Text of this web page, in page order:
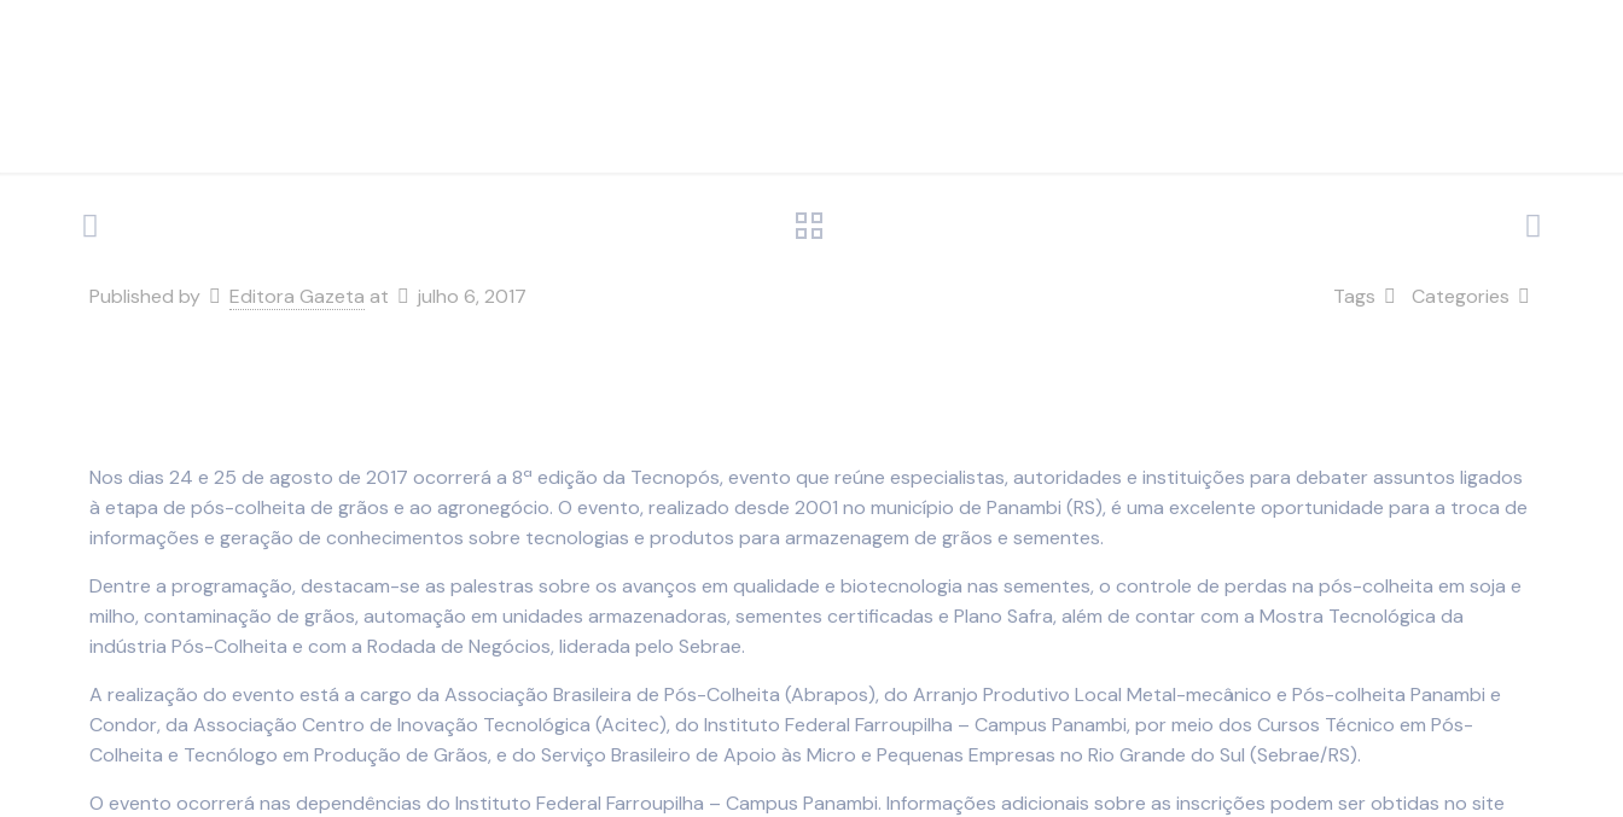
Published by Editora Gazeta at julho 6, 2017 Categories
Tags
Nos dias 24 e 25 de agosto de 2017 ocorrerá a 8ª edição da Tecnopós, evento que reúne especialistas, autoridades e instituições para debater assuntos ligados
à etapa de pós-colheita de grãos e ao agronegócio. O evento, realizado desde 2001 no município de Panambi (RS), é uma excelente oportunidade para a troca de
informações e geração de conhecimentos sobre tecnologias e produtos para armazenagem de grãos e sementes.
Dentre a programação, destacam-se as palestras sobre os avanços em qualidade e biotecnologia nas sementes, o controle de perdas na pós-colheita em soja e
milho, contaminação de grãos, automação em unidades armazenadoras, sementes certificadas e Plano Safra, além de contar com a Mostra Tecnológica da
indústria Pós-Colheita e com a Rodada de Negócios, liderada pelo Sebrae.
A realização do evento está a cargo da Associação Brasileira de Pós-Colheita (Abrapos), do Arranjo Produtivo Local Metal-mecânico e Pós-colheita Panambi e
Condor, da Associação Centro de Inovação Tecnológica (Acitec), do Instituto Federal Farroupilha – Campus Panambi, por meio dos Cursos Técnico em Pós-
Colheita e Tecnólogo em Produção de Grãos, e do Serviço Brasileiro de Apoio às Micro e Pequenas Empresas no Rio Grande do Sul (Sebrae/RS).
O evento ocorrerá nas dependências do Instituto Federal Farroupilha – Campus Panambi. Informações adicionais sobre as inscrições podem ser obtidas no site